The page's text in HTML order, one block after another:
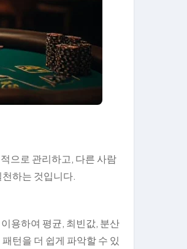
으로 관리하고, 다른 사람
하는 것입니다.
용하여 평균, 최빈값, 분산
턴을 더 쉽게 파악할 수 있